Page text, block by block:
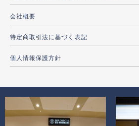
会社概要
特定商取引法に基づく表記
個人情報保護方針